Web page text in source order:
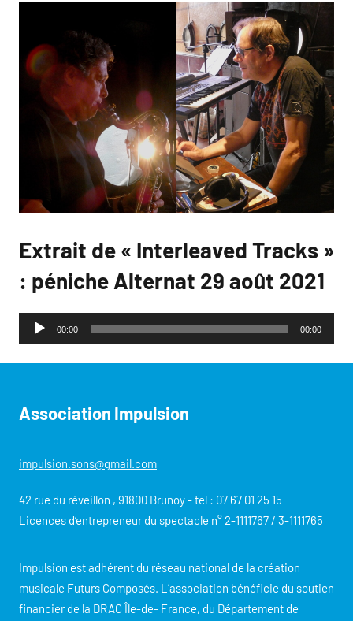
Extrait de « Interleaved Tracks »
: péniche Alternat 29 août 2021
Lecteur
audio
00:00 00:00
Association Impulsion
impulsion.sons@gmail.com
42 rue du réveillon , 91800 Brunoy - tel : 07 67 01 25 15
Licences d‘entrepreneur du spectacle n° 2-1111767 / 3-1111765
Impulsion est adhérent du réseau national de la création
musicale Futurs Composés. L’association bénéficie du soutien
financier de la DRAC Île-de- France, du Département de